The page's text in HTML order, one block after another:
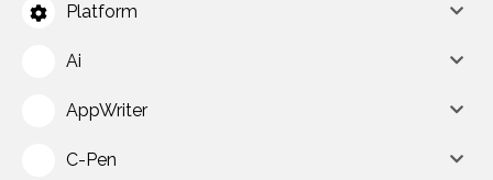
Platform
Ai
AppWriter
C-Pen